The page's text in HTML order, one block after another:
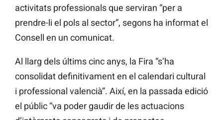
activitats professionals que serviran “per a
prendre-li el pols al sector”, segons ha informat el
Consell en un comunicat.
Al llarg dels últims cinc anys, la Fira “s’ha
consolidat definitivament en el calendari cultural
i professional valencià”. Així, en la passada edició
el públic “va poder gaudir de les actuacions